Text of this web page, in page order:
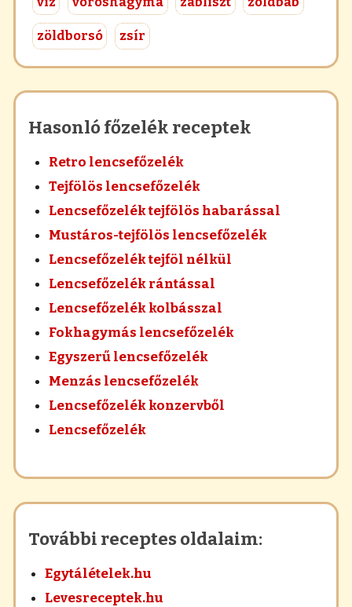
zöldborsó zsír
Hasonló főzelék receptek
Retro lencsefőzelék
Tejfölös lencsefőzelék
Lencsefőzelék tejfölös habarással
Mustáros-tejfölös lencsefőzelék
Lencsefőzelék tejföl nélkül
Lencsefőzelék rántással
Lencsefőzelék kolbásszal
Fokhagymás lencsefőzelék
Egyszerű lencsefőzelék
Menzás lencsefőzelék
Lencsefőzelék konzervből
Lencsefőzelék
További receptes oldalaim:
Egytálételek.hu
Levesreceptek.hu